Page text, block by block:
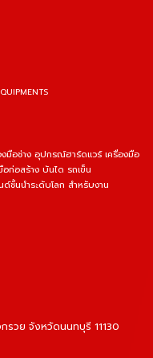
มือช่าง อุปกรณ์ฮาร์ดแวร์ เครื่องมือ
อก่อสร้าง บันได รถเข็น
ชั้นนำระดับโลก สำหรับงาน
วย จังหวัดนนทบุรี 11130